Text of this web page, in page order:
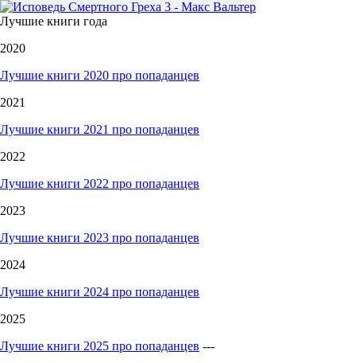
Лучшие книги года
2020
Лучшие книги 2020 про попаданцев
2021
Лучшие книги 2021 про попаданцев
2022
Лучшие книги 2022 про попаданцев
2023
Лучшие книги 2023 про попаданцев
2024
Лучшие книги 2024 про попаданцев
2025
Лучшие книги 2025 про попаданцев ---